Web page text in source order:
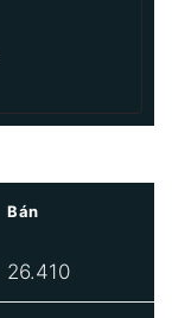
Bán
26.410